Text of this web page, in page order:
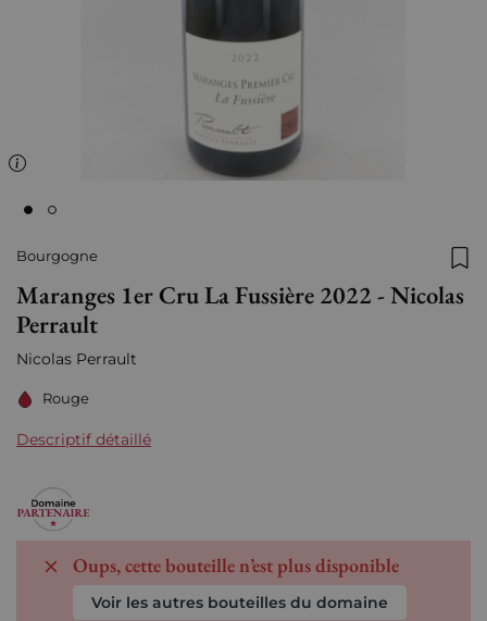
Bourgogne
Maranges 1er Cru La Fussière 2022 - Nicolas
Perrault
Nicolas Perrault
Rouge
Descriptif détaillé
Oups, cette bouteille n’est plus disponible
Voir les autres bouteilles du domaine